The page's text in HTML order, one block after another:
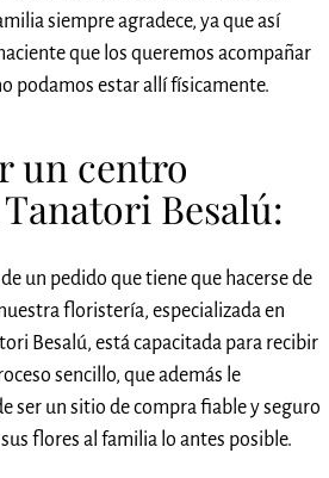
siempre agradece, ya que así
que los queremos acompañar
podamos estar allí físicamente.
un centro
Besalú:
un pedido que tiene que hacerse de
floristería, especializada en
Besalú, está capacitada para recibir
sencillo, que además le
ser un sitio de compra fiable y seguro
flores al familia lo antes posible.